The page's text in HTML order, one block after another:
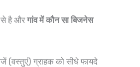
से है औरगांव में कौन सा बिजनेस
(वस्तुएं) ग्राहक को सीधे फायदे